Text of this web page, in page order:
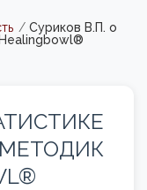
/ Суриков В.П. о